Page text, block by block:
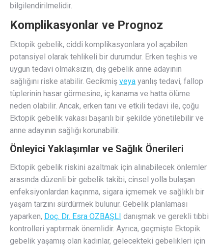
bilgilendirilmelidir.
Komplikasyonlar ve Prognoz
Ektopik gebelik, ciddi komplikasyonlara yol açabilen
potansiyel olarak tehlikeli bir durumdur. Erken teşhis ve
uygun tedavi olmaksızın, dış gebelik anne adayının
sağlığını riske atabilir. Gecikmiş veya yanlış tedavi, fallop
tüplerinin hasar görmesine, iç kanama ve hatta ölüme
neden olabilir. Ancak, erken tanı ve etkili tedavi ile, çoğu
Ektopik gebelik vakası başarılı bir şekilde yönetilebilir ve
anne adayının sağlığı korunabilir.
Önleyici Yaklaşımlar ve Sağlık Önerileri
Ektopik gebelik riskini azaltmak için alınabilecek önlemler
arasında düzenli bir gebelik takibi, cinsel yolla bulaşan
enfeksiyonlardan kaçınma, sigara içmemek ve sağlıklı bir
yaşam tarzını sürdürmek bulunur. Gebelik planlaması
yaparken, Doç. Dr. Esra ÖZBAŞLI danışmak ve gerekli tıbbi
kontrolleri yaptırmak önemlidir. Ayrıca, geçmişte Ektopik
gebelik yaşamış olan kadınlar, gelecekteki gebelikleri için